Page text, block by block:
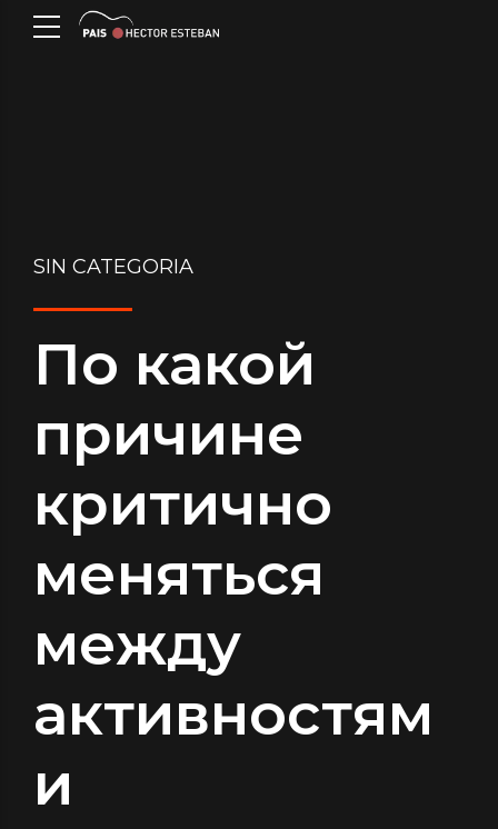
SIN CATEGORIA
По какой
причине
критично
меняться
между
активностям
и